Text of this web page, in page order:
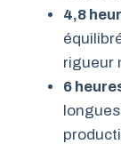
4,8
rigueur
6